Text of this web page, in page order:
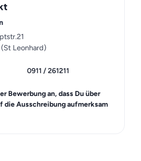
Leonhard)
0911 / 261211
Bewerbung an, dass Du über
die Ausschreibung aufmerksam